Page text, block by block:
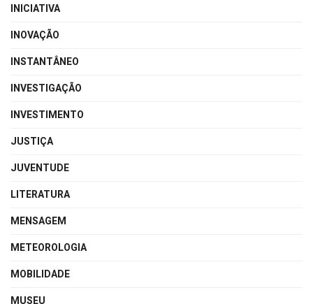
INICIATIVA
INOVAÇÃO
INSTANTÂNEO
INVESTIGAÇÃO
INVESTIMENTO
JUSTIÇA
JUVENTUDE
LITERATURA
MENSAGEM
METEOROLOGIA
MOBILIDADE
MUSEU